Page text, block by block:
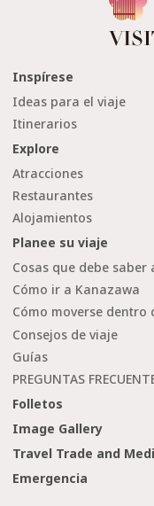
Inspírese
Ideas para el viaje
Itinerarios
Explore
Atracciones
Restaurantes
Alojamientos
Planee su viaje
Cosas que debe saber
Cómo ir a Kanazawa
Cómo moverse dentro
Consejos de viaje
Guías
PREGUNTAS
Folletos
Image Gallery
Travel Trade and
Emergencia